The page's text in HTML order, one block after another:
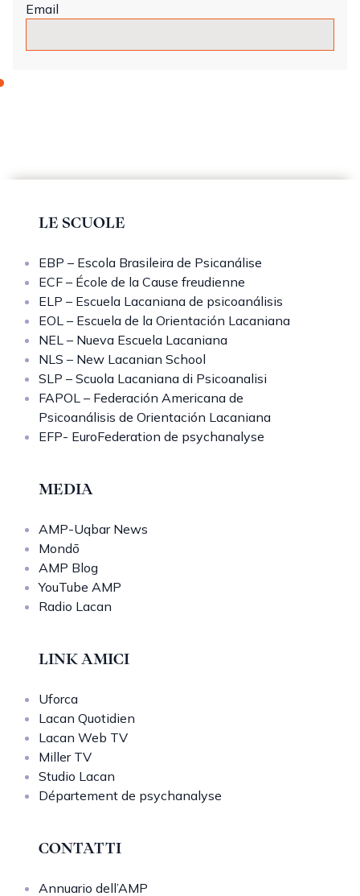
Email
LE SCUOLE
EBP – Escola Brasileira de Psicanálise
ECF – École de la Cause freudienne
ELP – Escuela Lacaniana de psicoanálisis
EOL – Escuela de la Orientación Lacaniana
NEL – Nueva Escuela Lacaniana
NLS – New Lacanian School
SLP – Scuola Lacaniana di Psicoanalisi
FAPOL – Federación Americana de
Psicoanálisis de Orientación Lacaniana
EFP- EuroFederation de psychanalyse
MEDIA
AMP-Uqbar News
Mondō
AMP Blog
YouTube AMP
Radio Lacan
LINK AMICI
Uforca
Lacan Quotidien
Lacan Web TV
Miller TV
Studio Lacan
Département de psychanalyse
CONTATTI
Annuario dell’AMP